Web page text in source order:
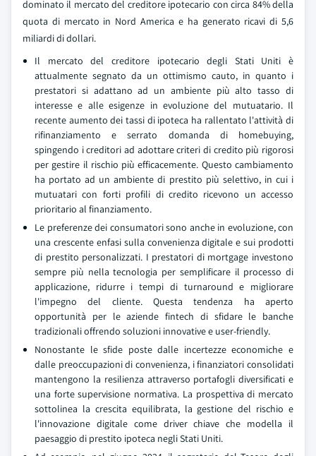
dominato il mercato del creditore ipotecario con circa 84% della
quota di mercato in Nord America e ha generato ricavi di 5,6
miliardi di dollari.
Il mercato del creditore ipotecario degli Stati Uniti è
attualmente segnato da un ottimismo cauto, in quanto i
prestatori si adattano ad un ambiente più alto tasso di
interesse e alle esigenze in evoluzione del mutuatario. Il
recente aumento dei tassi di ipoteca ha rallentato l'attività di
rifinanziamento e serrato domanda di homebuying,
spingendo i creditori ad adottare criteri di credito più rigorosi
per gestire il rischio più efficacemente. Questo cambiamento
ha portato ad un ambiente di prestito più selettivo, in cui i
mutuatari con forti profili di credito ricevono un accesso
prioritario al finanziamento.
Le preferenze dei consumatori sono anche in evoluzione, con
una crescente enfasi sulla convenienza digitale e sui prodotti
di prestito personalizzati. I prestatori di mortgage investono
sempre più nella tecnologia per semplificare il processo di
applicazione, ridurre i tempi di turnaround e migliorare
l'impegno del cliente. Questa tendenza ha aperto
opportunità per le aziende fintech di sfidare le banche
tradizionali offrendo soluzioni innovative e user-friendly.
Nonostante le sfide poste dalle incertezze economiche e
dalle preoccupazioni di convenienza, i finanziatori consolidati
mantengono la resilienza attraverso portafogli diversificati e
una forte supervisione normativa. La prospettiva di mercato
sottolinea la crescita equilibrata, la gestione del rischio e
l'innovazione digitale come driver chiave che modella il
paesaggio di prestito ipoteca negli Stati Uniti.